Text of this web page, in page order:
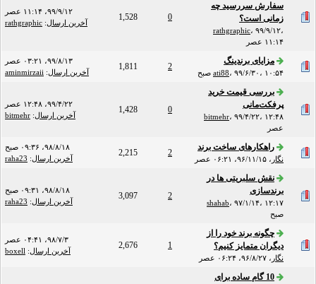
سفارش سررسید چه
زمانی است؟
rathgraphic، ۹۹/۹/۱۲،
۱۱:۱۴ عصر
0
1,528
۹۹/۹/۱۲، ۱۱:۱۴ عصر
آخرین ارسال:
rathgraphic
مزایای برندینگ
ati88، ۹۹/۶/۳۰، ۱۰:۵۴ صبح
2
1,811
۹۹/۸/۱۳، ۰۳:۲۱ عصر
آخرین ارسال:
aminmirzaii
بررسی قیمت خرید
پرفکت‌مانی
bitmehr، ۹۹/۴/۲۲، ۱۲:۴۸
عصر
0
1,428
۹۹/۴/۲۲، ۱۲:۴۸ عصر
آخرین ارسال:
bitmehr
راهکارهای ساخت برند
نگار ، ۹۶/۱۱/۱۵، ۰۶:۲۱ عصر
2
2,215
۹۸/۸/۱۸، ۰۹:۳۶ صبح
آخرین ارسال:
raha23
نقش سلبریتی ها در
برندسازی
shahab، ۹۷/۱/۱۴، ۱۲:۱۷
صبح
2
3,097
۹۸/۸/۱۸، ۰۹:۳۱ صبح
آخرین ارسال:
raha23
چگونه برند خود را از
دیگران متمایز کنیم؟
نگار ، ۹۶/۸/۲۷، ۰۶:۲۴ عصر
1
2,676
۹۸/۷/۳، ۰۴:۴۱ عصر
آخرین ارسال:
boxell
10 گام ساده برای